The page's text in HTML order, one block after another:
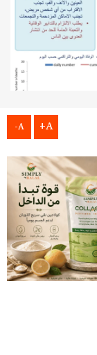
A+
A-